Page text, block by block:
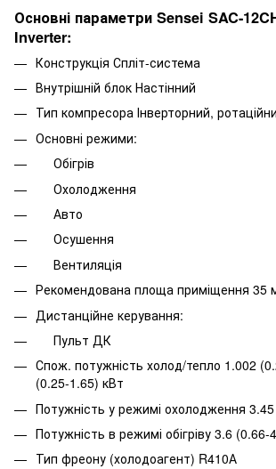
Основні параметри Sensei SAC-
Inverter:
Конструкція Спліт-система
Внутрішній блок Настінний
Тип компресора Інверторний,
Основні режими:
Обігрів
Охолодження
Авто
Осушення
Вентиляція
Рекомендована площа приміщення 35
Дистанційне керування:
Пульт ДК
Спож. потужність холод/тепло 1.002
(0.25-1.65) кВт
Потужність у режимі охолодження
Потужність в режимі обігріву 3.6 (0.66-
Тип фреону (холодоагент) R410А